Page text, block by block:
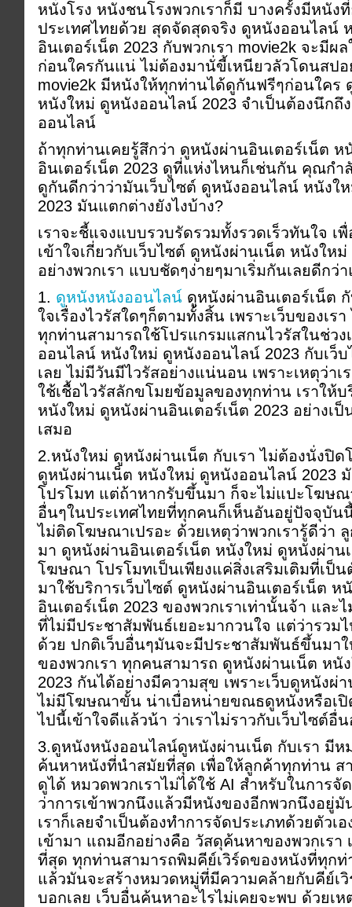
หนังโรง หนังชนโรงพวกเราก็มี บางครั้งมีหนังที่
ประเทศไทยด้วย สุดจัดสุดจริง ดูหนังออนไลน์
อินเตอร์เน็ต 2023 กับพวกเรา movie2k จะมีผ
ก่อนใครกันแน่ ไม่ต้องมานั่ขี้เหนียวลัวโดนสปอ
movie2k มีหนังให้ทุกท่านได้ดูกันฟรีๆก่อนใคร
หนังใหม่ ดูหนังออนไลน์ 2023 จำเป็นต้องนึกถึ
ออนไลน์
ถ้าทุกท่านเคยรู้สึกว่า ดูหนังผ่านอินเตอร์เน็ต
อินเตอร์เน็ต 2023 ดูที่แห่งไหนก็เช่นกัน คุณกำ
ดูกันดีกว่าว่ามันเว็บไซต์ ดูหนังออนไลน์ หนังใ
2023 มันแตกต่างยังไงบ้าง?
เราจะชี้แจงแบบรวบรัดรวมทั้งรวดเร็วทันใจ เ
เข้าใจเกี่ยวกับเว็บไซต์ ดูหนังผ่านเน็ต หนังให
อย่างพวกเรา แบบชัดๆง่ายๆมาเริ่มกันเลยดีกว่า
1. ดูหนังหนังออนไลน์ ดูหนังผ่านอินเตอร์เน็ต
ใจเรื่องไวรัสใดๆก็ตามทั้งสิ้น เพราะเว็บของเร
ทุกท่านสามารถใช้โปรแกรมแสกนไวรัสในช่วง
ออนไลน์ หนังใหม่ ดูหนังออนไลน์ 2023 กับเว็บ
เลย ไม่มีวันมีไวรัสอย่างแน่นอน เพราะเหตุว่า
ใช้เชื้อไวรัสลักขโมยข้อมูลของทุกท่าน เราให้
หนังใหม่ ดูหนังผ่านอินเตอร์เน็ต 2023 อย่างเป็
เสมอ
2.หนังใหม่ ดูหนังผ่านเน็ต กับเรา ไม่ต้องนั่งปิด
ดูหนังผ่านเน็ต หนังใหม่ ดูหนังออนไลน์ 2023
โปรโมท แต่ถ้าหากรับขึ้นมา ก็จะไม่แปะโฆษณ
อื่นๆในประเทศไทยที่ทุกคนก็เห็นอันอยู่ปัจจุบันนี้
ไม่ติดโฆษณาเปรอะ ด้วยเหตุว่าพวกเรารู้ดีว่า
มา ดูหนังผ่านอินเตอร์เน็ต หนังใหม่ ดูหนังผ่าน
โฆษณา โปรโมทเป็นเพียงแค่สิ่งเสริมเติมที่เป็
มาใช้บริการเว็บไซต์ ดูหนังผ่านอินเตอร์เน็ต ห
อินเตอร์เน็ต 2023 ของพวกเราเท่านั้นจ้า และ
ที่ไม่มีประชาสัมพันธ์เยอะมากวนใจ แต่ว่ารวม
ด้วย ปกติเว็บอื่นๆมันจะมีประชาสัมพันธ์ขึ้นมาใ
ของพวกเรา ทุกคนสามารถ ดูหนังผ่านเน็ต หนั
2023 กันได้อย่างมีความสุข เพราะเว็บดูหนังผ่า
ไม่มีโฆษณาขั้น น่าเบื่อหน่ายขณธดูหนังหรือเปิ
ไปนี้เข้าใจดีแล้วน้า ว่าเราไม่ราวกับเว็บไซต์อื่น
3.ดูหนังหนังออนไลน์ดูหนังผ่านเน็ต กับเรา มีห
ค้นหาหนังที่นำสมัยที่สุด เพื่อให้ลูกค้าทุกท่าน ส
ดูได้ หมวดพวกเราไม่ได้ใช้ AI สำหรับในการจั
ว่าการเข้าพวกนึงแล้วมีหนังของอีกพวกนึงอยู่
เราก็เลยจำเป็นต้องทำการจัดประเภทด้วยตัวเ
เข้ามา แถมอีกอย่างคือ วัสดุค้นหาของพวกเร
ที่สุด ทุกท่านสามารถพิมคีย์เวิร์ดของหนังที่ทุกท่
แล้วมันจะสร้างหมวดหมู่ที่มีความคล้ายกับคีย์เ
บอกเลย เว็บอื่นค้นหาอะไรไม่เคยจะพบ ด้วยเ